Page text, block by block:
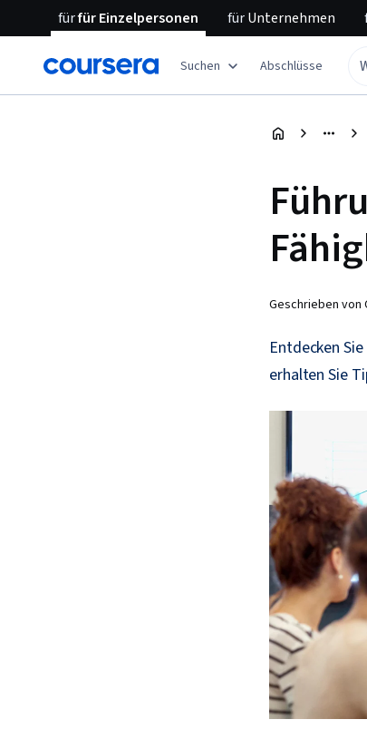
fürfür Einzelpersonen fürUnternehmen
Suchen Abschlüsse
Geschrieben von
Entdecken
erhalten Sie